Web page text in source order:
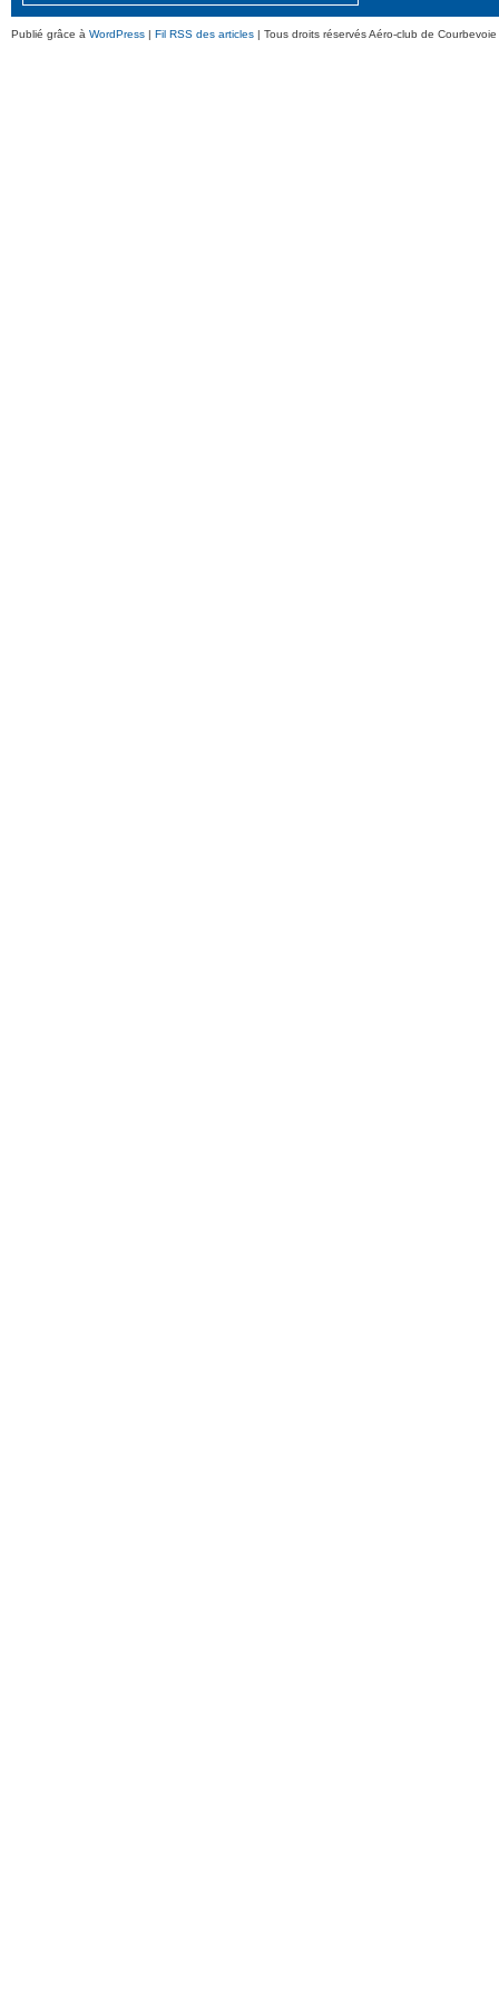
Publié grâce à WordPress | Fil RSS des articles | Tous droits réservés Aéro-club de Courbevoie